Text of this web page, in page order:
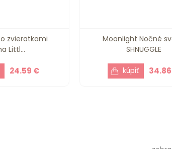
zvieratkami
Littl...
24.59 €
Moonlight Nočné
SHNUGGLE